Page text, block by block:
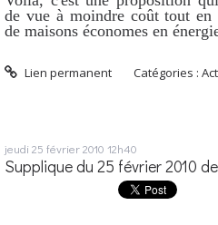
de vue à moindre coût tout
de maisons économes en
Lien permanent Catégories :
jeudi 25 février 2010 12h40
Supplique du 25 février 2010